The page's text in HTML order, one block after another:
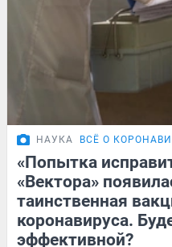
НАУКА ВСЁ О
«Попытка
«Вектора»
таинственная
коронавируса.
эффективной?